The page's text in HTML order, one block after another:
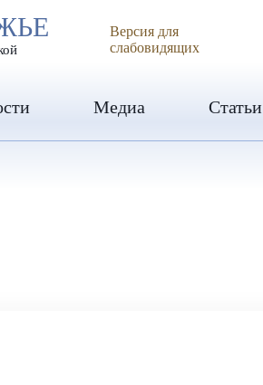
Версия для
слабовидящих
Медиа Статьи